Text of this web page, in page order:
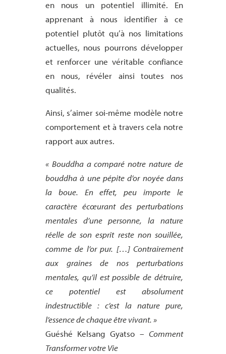
en nous un potentiel illimité. En
apprenant à nous identifier à ce
potentiel plutôt qu’à nos limitations
actuelles, nous pourrons développer
et renforcer une véritable confiance
en nous, révéler ainsi toutes nos
qualités.
Ainsi, s’aimer soi-même modèle notre
comportement et à travers cela notre
rapport aux autres.
« Bouddha a comparé notre nature de
bouddha à une pépite d’or noyée dans
la boue. En effet, peu importe le
caractère écœurant des perturbations
mentales d’une personne, la nature
réelle de son esprit reste non souillée,
comme de l’or pur. […] Contrairement
aux graines de nos perturbations
mentales, qu’il est possible de détruire,
ce potentiel est absolument
indestructible : c’est la nature pure,
l’essence de chaque être vivant. »
Guéshé Kelsang Gyatso –Comment
Transformer votre Vie